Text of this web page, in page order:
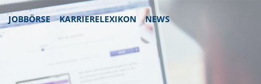
JOBBÖRSE KARRIERELEXIKON NEWS